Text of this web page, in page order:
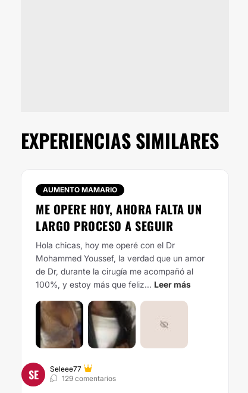
EXPERIENCIAS SIMILARES
AUMENTO MAMARIO
ME OPERE HOY, AHORA FALTA UN
LARGO PROCESO A SEGUIR
Hola chicas, hoy me operé con el Dr
Mohammed Youssef, la verdad que un amor
de Dr, durante la cirugía me acompañó al
100%, y estoy más que feliz... Leer más
SE
Seleee77
129 comentarios